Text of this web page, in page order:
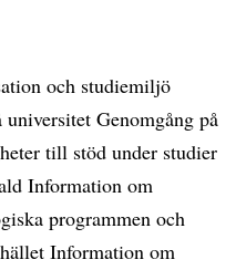
och studiemiljö
Genomgång på
till stöd under studier
Information om
programmen och
Information om